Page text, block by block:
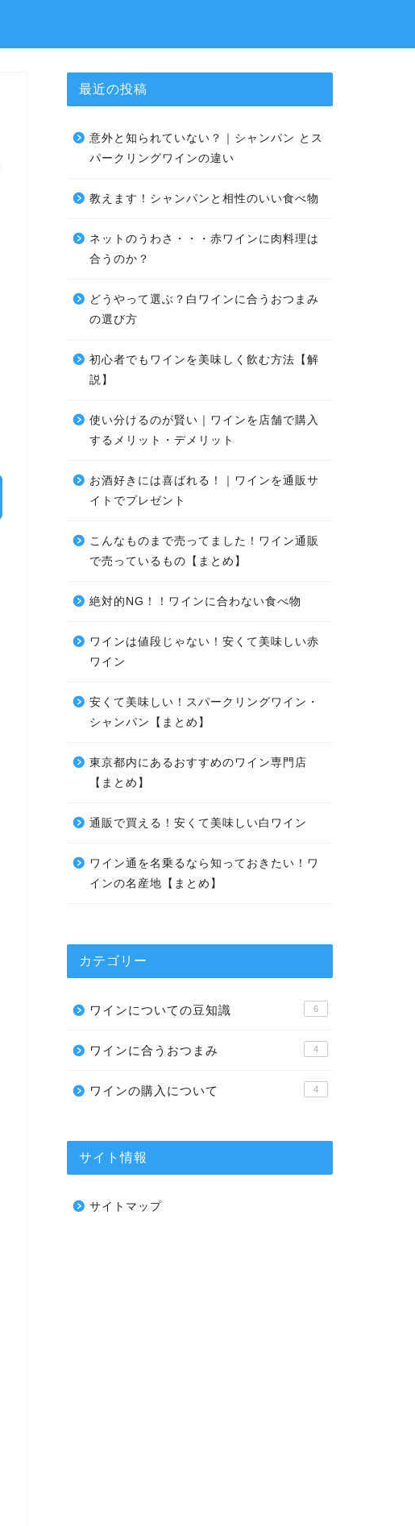
最近の投稿
意外と知られていない？｜シャンパン とス
パークリングワインの違い
教えます！シャンパンと相性のいい食べ物
ネットのうわさ・・・赤ワインに肉料理は
合うのか？
どうやって選ぶ？白ワインに合うおつまみ
の選び方
初心者でもワインを美味しく飲む方法【解
説】
使い分けるのが賢い｜ワインを店舗で購入
するメリット・デメリット
お酒好きには喜ばれる！｜ワインを通販サ
イトでプレゼント
こんなものまで売ってました！ワイン通販
で売っているもの【まとめ】
絶対的NG！！ワインに合わない食べ物
ワインは値段じゃない！安くて美味しい赤
ワイン
安くて美味しい！スパークリングワイン・
シャンパン【まとめ】
東京都内にあるおすすめのワイン専門店
【まとめ】
通販で買える！安くて美味しい白ワイン
ワイン通を名乗るなら知っておきたい！ワ
インの名産地【まとめ】
カテゴリー
ワインについての豆知識 6
ワインに合うおつまみ 4
ワインの購入について 4
サイト情報
サイトマップ